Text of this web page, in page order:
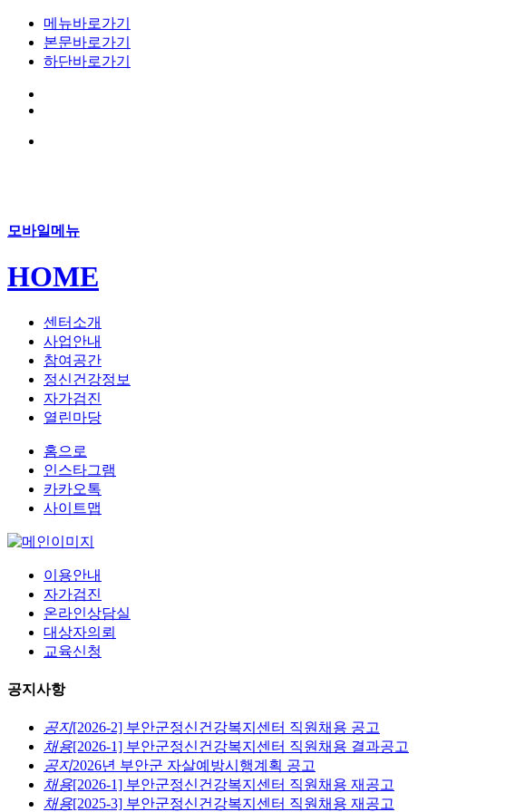
메뉴바로가기
본문바로가기
하단바로가기
모바일메뉴
HOME
센터소개
사업안내
참여공간
정신건강정보
자가검진
열린마당
홈으로
인스타그램
카카오톡
사이트맵
이용안내
자가검진
온라인상담실
대상자의뢰
교육신청
공지사항
공지[2026-2] 부안군정신건강복지센터 직원채용 공고
채용[2026-1] 부안군정신건강복지센터 직원채용 결과공고
공지2026년 부안군 자살예방시행계획 공고
채용[2026-1] 부안군정신건강복지센터 직원채용 재공고
채용[2025-3] 부안군정신건강복지센터 직원채용 재공고